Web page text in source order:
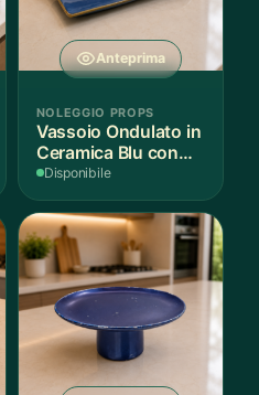
Anteprima
NOLEGGIO PROPS
Vassoio Ondulato in
Ceramica Blu con
Bordo Dorato
Disponibile